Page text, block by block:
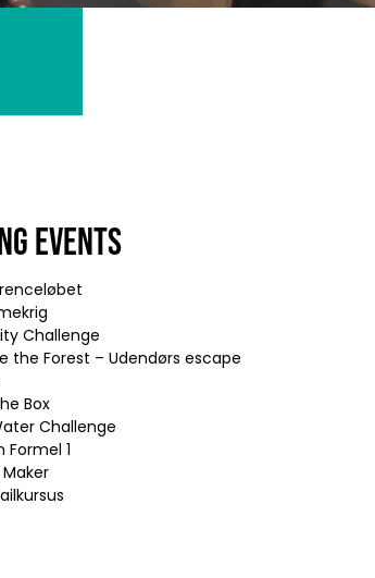
EVENTS
Challenge
the Forest – Udendørs escape
Box
Challenge
Formel 1